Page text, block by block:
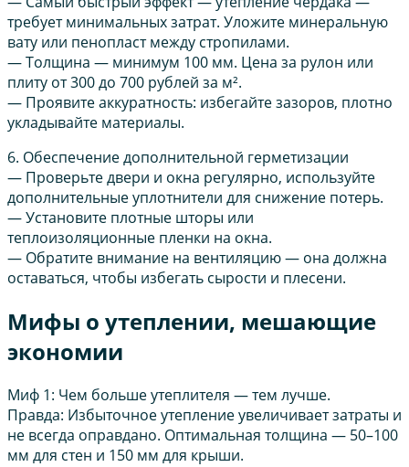
требует минимальных затрат. Уложите минеральную
вату или пенопласт между стропилами.
— Толщина — минимум 100 мм. Цена за рулон или
плиту от 300 до 700 рублей за м².
— Проявите аккуратность: избегайте зазоров, плотно
укладывайте материалы.
6. Обеспечение дополнительной герметизации
— Проверьте двери и окна регулярно, используйте
дополнительные уплотнители для снижение потерь.
— Установите плотные шторы или
теплоизоляционные пленки на окна.
— Обратите внимание на вентиляцию — она должна
оставаться, чтобы избегать сырости и плесени.
Мифы о утеплении, мешающие
экономии
Миф 1: Чем больше утеплителя — тем лучше.
Правда: Избыточное утепление увеличивает затраты и
не всегда оправдано. Оптимальная толщина — 50–100
мм для стен и 150 мм для крыши.